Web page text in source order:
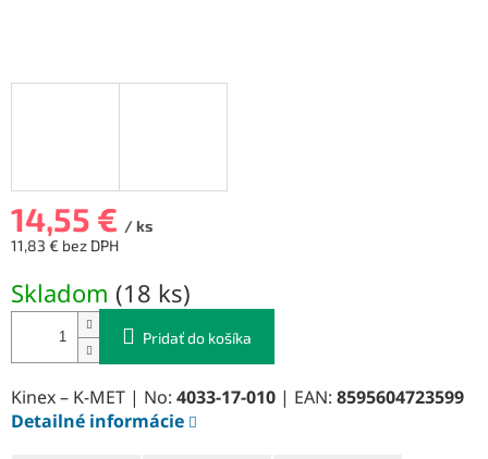
14,55 € / ks
11,83 € bez DPH
cena:
Skladom (18 ks)
Pridať do košíka
Kinex – K-MET | No: 4033-17-010 | EAN: 8595604723599
Detailné informácie